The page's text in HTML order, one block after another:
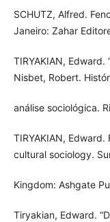
SCHUTZ, Alfred.
Janeiro: Zahar
TIRYAKIAN, Edward.
Nisbet, Robert.
análise sociológica.
TIRYAKIAN,
cultural sociology.
Kingdom: Ashgate
Tiryakian, Edward.